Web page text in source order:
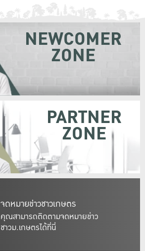
จดหมายข่าวชาวเกษตร
คุณสามารถติดตามจดหมายข่าว
ชาวม.เกษตรได้ที่นี่
NEWCOMER
ZONE
PARTNER
ZONE